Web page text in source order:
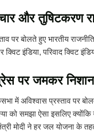
और तुषिटकरण
पर बोलते हुए भारतीय
क्विट इंडिया, परिवाद क्विट
पर जमकर
में अविश्वास प्रस्ताव पर
को समझा ऐसा इसलिए क्योंकि
मोदी ने हर जल योजना के